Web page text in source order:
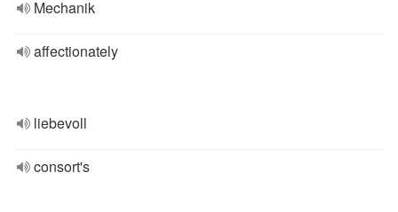
Mechanik
affectionately
liebevoll
consort's